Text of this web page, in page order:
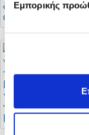
Εμπορικής
διαιτησίας και
οδηγίες της ΚΟΠ
Έναρξη
για νέους
ποδοσφαίρου
Futsal